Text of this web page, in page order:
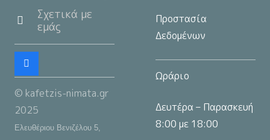
Σχετικά με
εμάς
© kafetzis-nimata.gr
2025
Ελευθέριου Βενιζέλου 5,
Προστασία
Δεδομένων
Ωράριο
Δευτέρα – Παρασκευή
8:00 με 18:00